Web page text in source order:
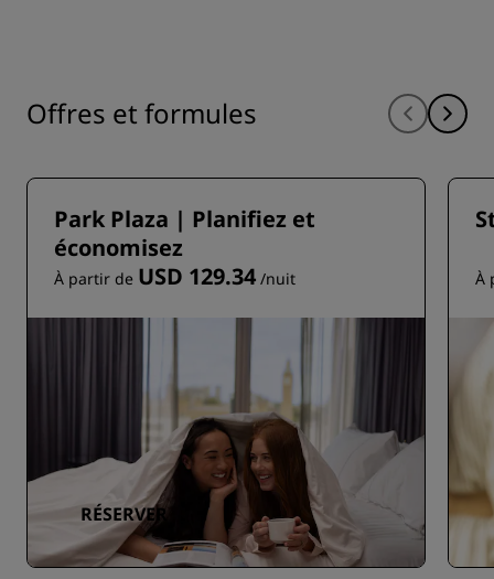
Offres et formules
Park Plaza | Planifiez et
économisez
À partir de USD 129.34 /nuit
RÉSERVER
À